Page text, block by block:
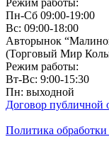
Режим работы:
Пн-Сб 09:00-19:00
Вс: 09:00-18:00
Авторынок
(Торговый Мир
Режим работы:
Вт-Вс: 9:00-15:30
Пн: выходной
Договор публичной
Политика